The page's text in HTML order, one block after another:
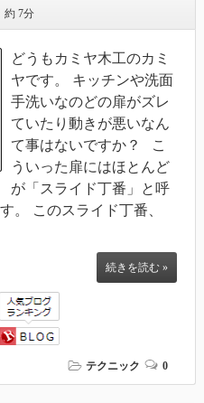
約 7分
どうもカミヤ木工のカミ
ヤです。 キッチンや洗面
手洗いなのどの扉がズレ
ていたり動きが悪いなん
て事はないですか？ こ
ういった扉にはほとんど
が「スライド丁番」と呼
。 このスライド丁番、
続きを読む »
テクニック 0